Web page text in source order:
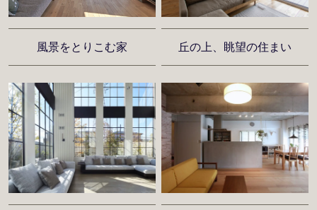
風景をとりこむ家 丘の上、眺望の住まい